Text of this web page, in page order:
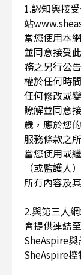
1.認知與接
站
當您使用本
並同意接受
務之另行公
權於任何時
任何修改或
瞭解並同意
歲，應於您
服務條款之
當您使用或
（或監護人
所有內容及
2.與第三人
會提供連結
SheAspire
SheAspire控